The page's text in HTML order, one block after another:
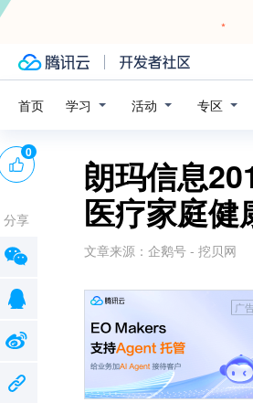
首页 学习 活动 专区
朗玛信息
医疗家庭健
文章来源： 企鹅号 - 挖贝网
广告
0
分享